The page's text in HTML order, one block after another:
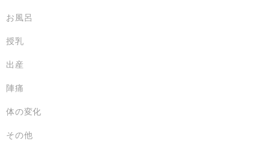
お風呂
授乳
出産
陣痛
体の変化
その他